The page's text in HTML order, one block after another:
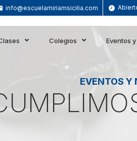
info@escuelamiriamsicilia.com
Colegios Eventos
EVENTOS Y